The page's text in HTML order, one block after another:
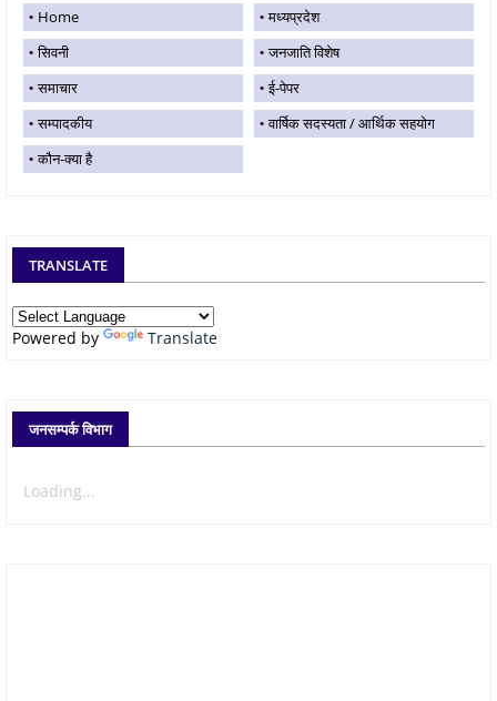
Home
मध्यप्रदेश
सिवनी
जनजाति विशेष
समाचार
ई-पेपर
सम्पादकीय
वार्षिक सदस्यता / आर्थिक सहयोग
कौन-क्या है
TRANSLATE
Powered by Translate
जनसम्पर्क विभाग
Loading...